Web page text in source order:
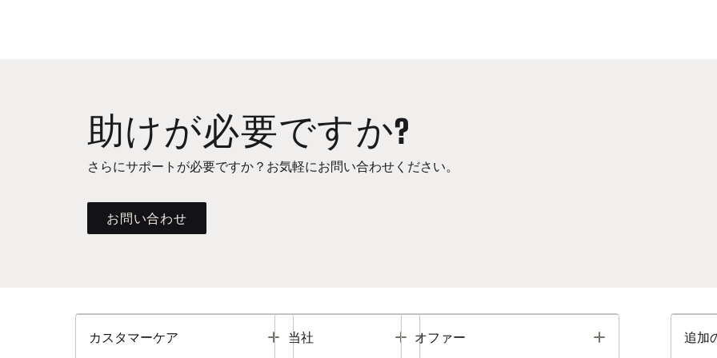
助けが必要ですか?
さらにサポートが必要ですか？お気軽にお問い合わせください。
お問い合わせ
カスタマーケア Toggle
当社 Toggle
オファー Toggle 追加